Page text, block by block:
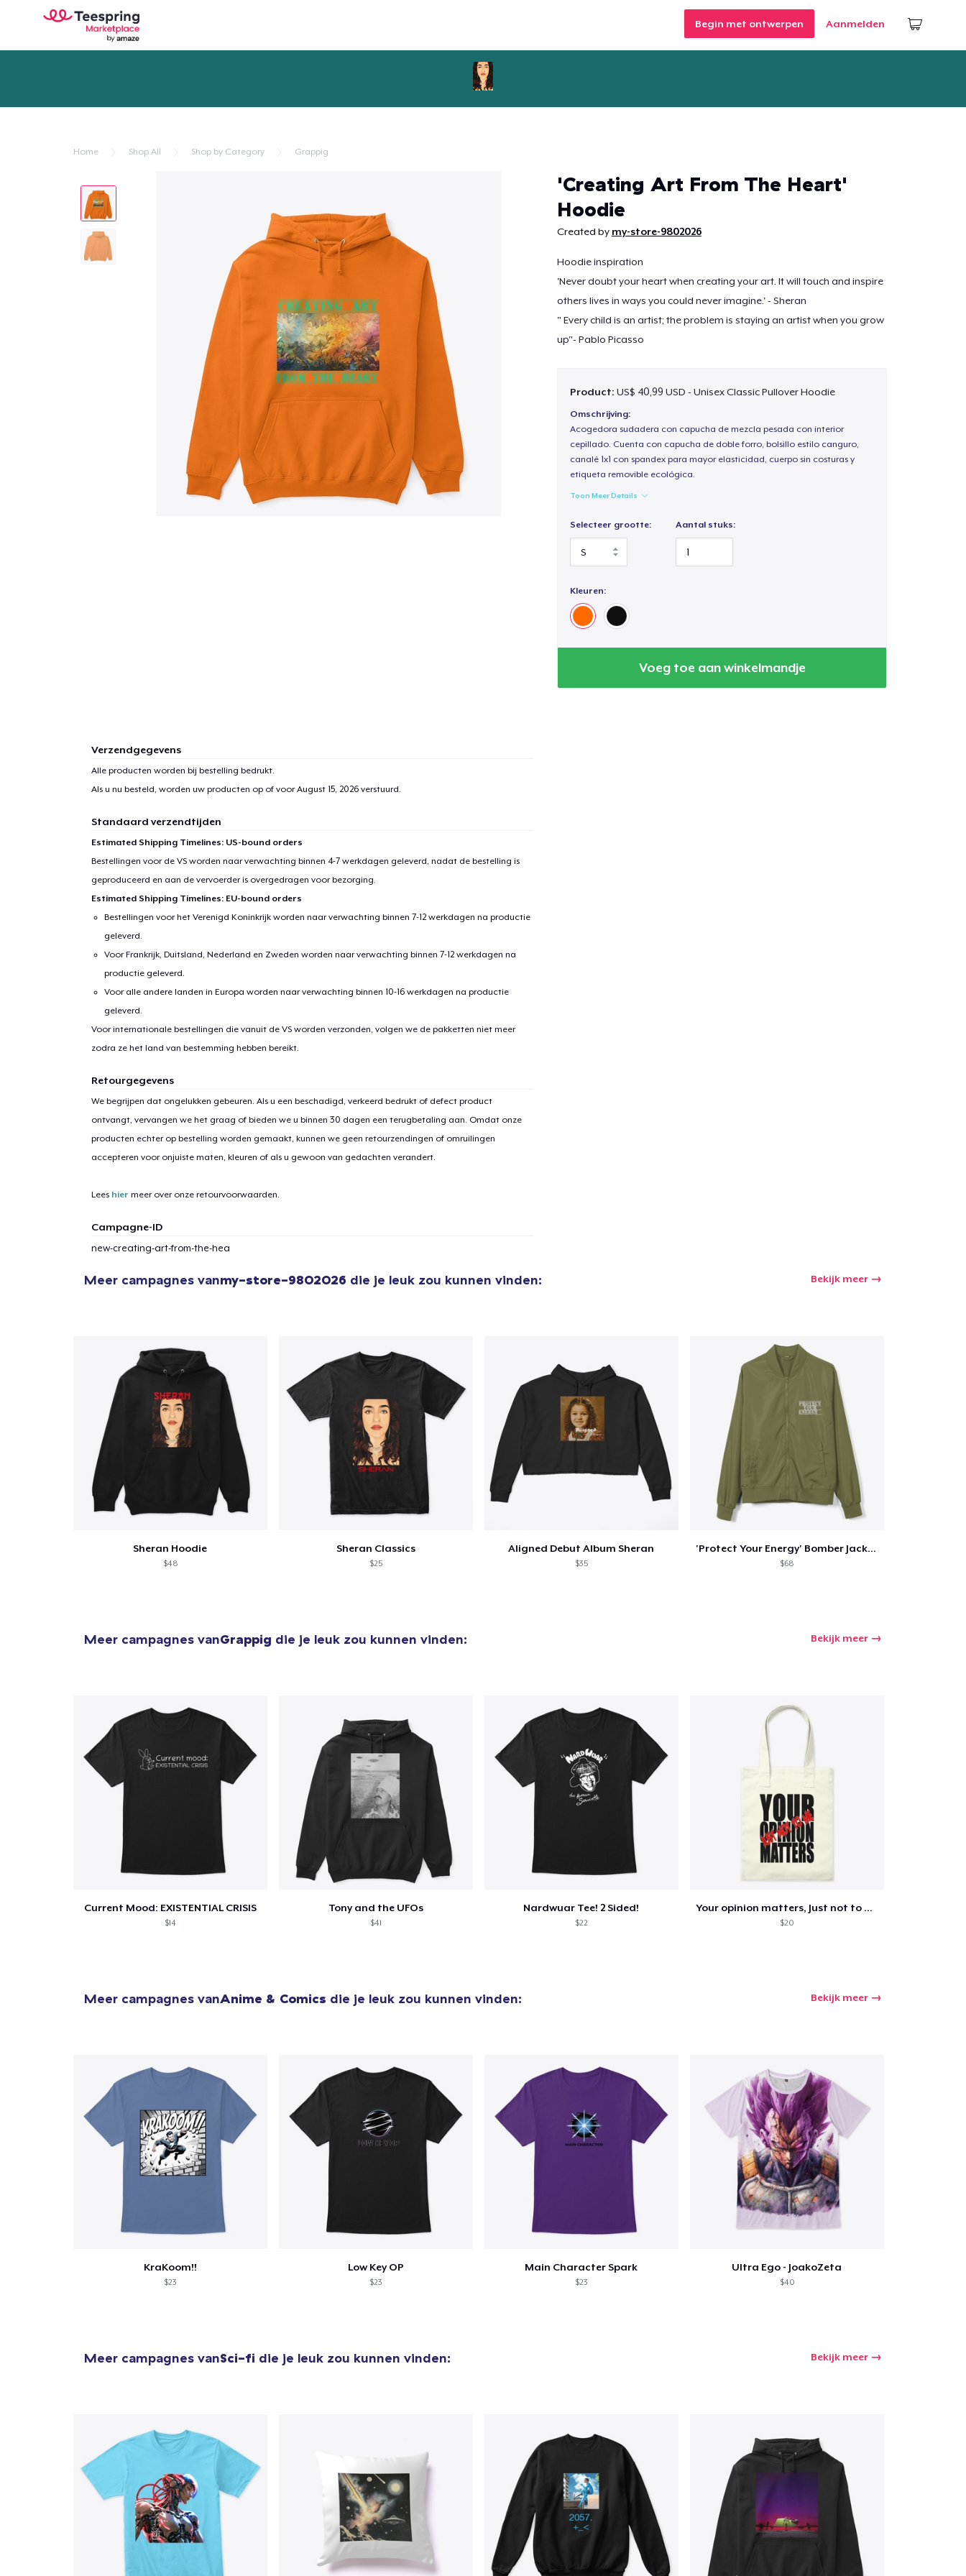
Begin met ontwerpen Aanmelden
Home Shop All Shop by Category Grappig
'Creating Art From The Heart'
Hoodie
Created by my-store-9802026
Hoodie inspiration
'Never doubt your heart when creating your art. It will touch and inspire
others lives in ways you could never imagine.' - Sheran
" Every child is an artist; the problem is staying an artist when you grow
up"- Pablo Picasso
Product: US$ 40,99 USD - Unisex Classic Pullover Hoodie
Omschrijving:
Acogedora sudadera con capucha de mezcla pesada con interior
cepillado. Cuenta con capucha de doble forro, bolsillo estilo canguro,
canalé 1x1 con spandex para mayor elasticidad, cuerpo sin costuras y
etiqueta removible ecológica.
Toon Meer Details
Selecteer grootte: Aantal stuks:
Kleuren:
Voeg toe aan winkelmandje
Verzendgegevens
Alle producten worden bij bestelling bedrukt.
Als u nu besteld, worden uw producten op of voorAugust 15, 2026verstuurd.
Standaard verzendtijden
Estimated Shipping Timelines: US-bound orders
Bestellingen voor de VS worden naar verwachting binnen 4-7 werkdagen geleverd, nadat de bestelling is
geproduceerd en aan de vervoerder is overgedragen voor bezorging.
Estimated Shipping Timelines: EU-bound orders
Bestellingen voor het Verenigd Koninkrijk worden naar verwachting binnen 7-12 werkdagen na productie
geleverd.
Voor Frankrijk, Duitsland, Nederland en Zweden worden naar verwachting binnen 7-12 werkdagen na
productie geleverd.
Voor alle andere landen in Europa worden naar verwachting binnen 10-16 werkdagen na productie
geleverd.
Voor internationale bestellingen die vanuit de VS worden verzonden, volgen we de pakketten niet meer
zodra ze het land van bestemming hebben bereikt.
Retourgegevens
We begrijpen dat ongelukken gebeuren. Als u een beschadigd, verkeerd bedrukt of defect product
ontvangt, vervangen we het graag of bieden we u binnen 30 dagen een terugbetaling aan. Omdat onze
producten echter op bestelling worden gemaakt, kunnen we geen retourzendingen of omruilingen
accepteren voor onjuiste maten, kleuren of als u gewoon van gedachten verandert.
Lees hier meer over onze retourvoorwaarden.
Campagne-ID
new-creating-art-from-the-hea
Meer campagnes vanmy-store-9802026 die je leuk zou kunnen vinden: Bekijk meer
Sheran Hoodie
$48
Sheran Classics
$25
Aligned Debut Album Sheran
$35
'Protect Your Energy' Bomber Jacket
$68
Meer campagnes vanGrappig die je leuk zou kunnen vinden: Bekijk meer
Current Mood: EXISTENTIAL CRISIS
$14
Tony and the UFOs
$41
Nardwuar Tee! 2 Sided!
$22
Your opinion matters, Just not to me!
$20
Meer campagnes vanAnime & Comics die je leuk zou kunnen vinden: Bekijk meer
KraKoom!!
$23
Low Key OP
$23
Main Character Spark
$23
Ultra Ego - JoakoZeta
$40
Meer campagnes vanSci-fi die je leuk zou kunnen vinden: Bekijk meer
Ga door naar de Kassa Doorgaan met winkelen